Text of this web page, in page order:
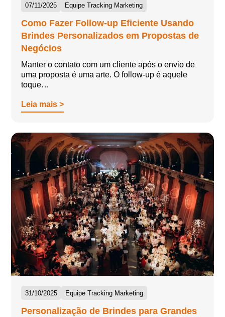
07/11/2025 Equipe Tracking Marketing
Como Fazer Follow-up Eficiente Usando
Brindes Personalizados em Propostas de
Negócios
Manter o contato com um cliente após o envio de
uma proposta é uma arte. O follow-up é aquele
toque…
Leia mais >
31/10/2025 Equipe Tracking Marketing
Personalização de Brindes para Grandes